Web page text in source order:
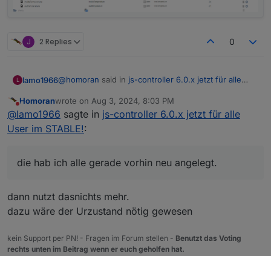
J 2 Replies 0
L lamo1966@homoran said in js-controller 6.0.x jetzt für alle
zeig doch die gefilterten Objekte
es geht darum, ob ggf. nur das Zahnrad nicht
markiert ist!
die hab ich alle gerade vorhin neu angelegt.
vorher mal in der History gespeichert wurde.
Da war nirgendwo mehr "history" angehakt, bis auf
Do not disturb
Homoranwrote on Aug 3, 2024, 8:03 PM
last edited by
@lamo1966 sagte in js-controller 6.0.x jetzt für alle
User im STABLE!:
die hab ich alle gerade vorhin neu angelegt.
dann nutzt dasnichts mehr.
dazu wäre der Urzustand nötig gewesen
kein Support per PN! - Fragen im Forum stellen - Benutzt das Voting
rechts unten im Beitrag wenn er euch geholfen hat.